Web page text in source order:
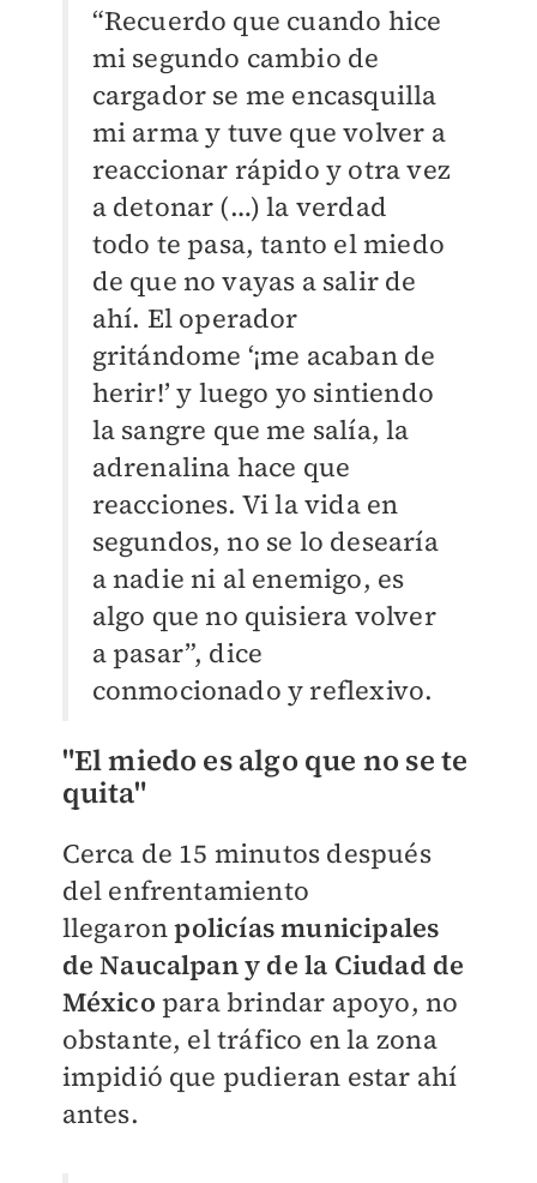
“Recuerdo que cuando hice
mi segundo cambio de
cargador se me encasquilla
mi arma y tuve que volver a
reaccionar rápido y otra vez
a detonar (…) la verdad
todo te pasa, tanto el miedo
de que no vayas a salir de
ahí. El operador
gritándome ‘¡me acaban de
herir!’ y luego yo sintiendo
la sangre que me salía, la
adrenalina hace que
reacciones. Vi la vida en
segundos, no se lo desearía
a nadie ni al enemigo, es
algo que no quisiera volver
a pasar”, dice
conmocionado y reflexivo.
"El miedo es algo que no se te
quita"
Cerca de 15 minutos después
del enfrentamiento
llegaronpolicías municipales
de Naucalpan y de la Ciudad de
México para brindar apoyo, no
obstante, el tráfico en la zona
impidió que pudieran estar ahí
antes.